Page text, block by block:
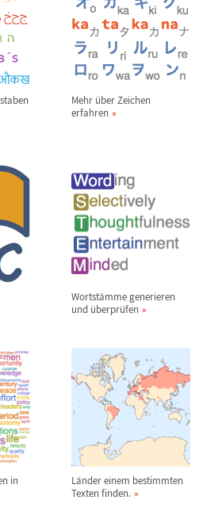
Mehr über Zeichen
erfahren
Wortstämme generieren
und überprüfen
in
Länder einem bestimmten
Texten finden.